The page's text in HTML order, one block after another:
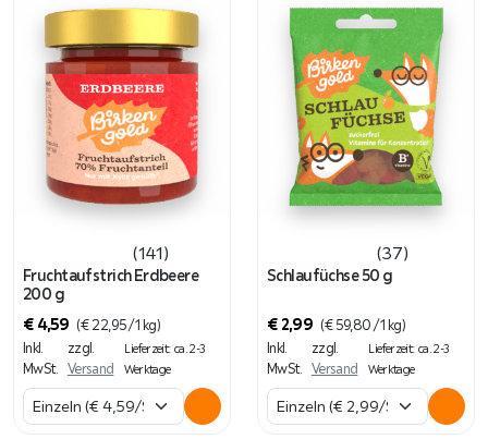
(141)
Fruchtaufstrich Erdbeere
200 g
€ 4,59 (€ 22,95/ 1 kg)
Inkl.
MwSt.
zzgl.
Versand
Lieferzeit: ca. 2-3
Werktage
(37)
Schlaufüchse 50 g
€ 2,99 (€ 59,80 / 1 kg)
Inkl.
MwSt.
zzgl.
Versand
Lieferzeit: ca. 2-3
Werktage